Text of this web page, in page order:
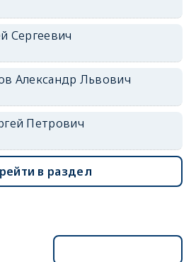
Сергеевич
Александр Львович
Петрович
в раздел